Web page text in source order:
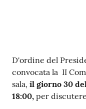
su
Contenuto
D'ordine del
convocata la II
sala, il giorno 30
18:00, per